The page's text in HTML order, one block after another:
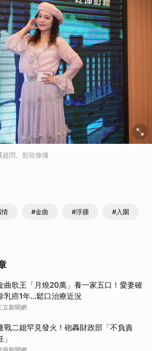
超閃。彭欣偉攝
情 #金曲 #浮腫 #入圍
曲歌王「月燒20萬」養一家五口！愛妻確
乳癌1年…鬆口治療近況
立新聞網
戰二媳罕見發火！砲轟財政部「不負責
」